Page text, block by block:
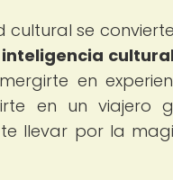
se
en
en un viajero
llevar por la